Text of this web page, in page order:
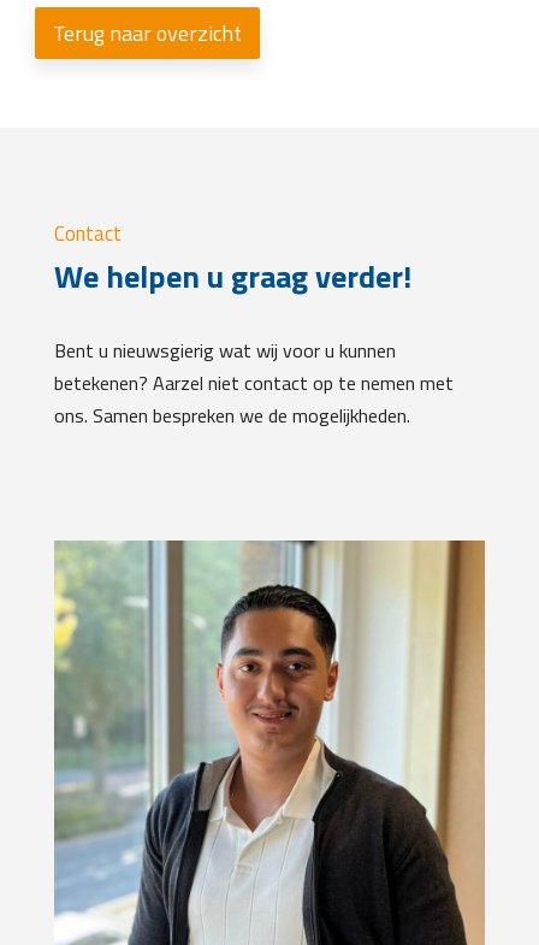
Terug naar overzicht
Contact
We helpen u graag verder!
Bent u nieuwsgierig wat wij voor u kunnen
betekenen? Aarzel niet contact op te nemen met
ons. Samen bespreken we de mogelijkheden.